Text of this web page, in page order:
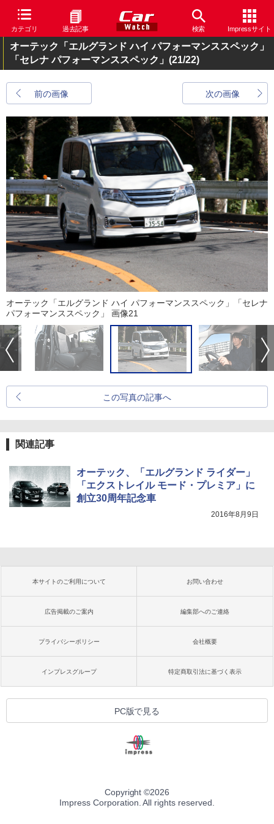
カテゴリ 過去記事 検索 Impressサイト
オーテック「エルグランド ハイ パフォーマンススペック」
「セレナ パフォーマンススペック」 (21/22)
前の画像 次の画像
オーテック「エルグランド ハイ パフォーマンススペック」「セレナ
パフォーマンススペック」 画像21
この写真の記事へ
関連記事
オーテック、「エルグランド ライダー」
「エクストレイル モード・プレミア」に
創立30周年記念車
2016年8月9日
本サイトのご利用について お問い合わせ
広告掲載のご案内 編集部へのご連絡
プライバシーポリシー 会社概要
インプレスグループ 特定商取引法に基づく表示
PC版で見る
Copyright ©2026
Impress Corporation. All rights reserved.